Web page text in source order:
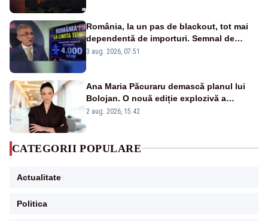
România, la un pas de blackout, tot mai
dependentă de importuri. Semnal de
alarmă tras de un expert în energie
3 aug. 2026, 07:51
Ana Maria Păcuraru demască planul lui
Bolojan. O nouă ediție explozivă a
emisiunii „Miza Zilei” la Realitatea PLUS
2 aug. 2026, 15:42
CATEGORII POPULARE
Actualitate
Politica